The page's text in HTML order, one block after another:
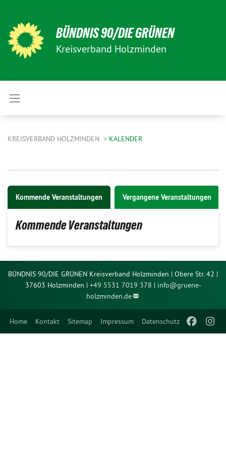
Home Kontakt Sitemap Impressum Datenschutz
BÜNDNIS 90/DIE GRÜNEN
Kreisverband Holzminden
KREISVERBAND HOLZMINDEN KALENDER
Kommende Veranstaltungen Vergangene Veranstaltungen
Kommende Veranstaltungen
BÜNDNIS 90/DIE GRÜNEN Kreisverband Holzminden | Obere Str. 42 |
37603 Holzminden | +49 5531 7019 378 | info@gruene-
holzminden.de